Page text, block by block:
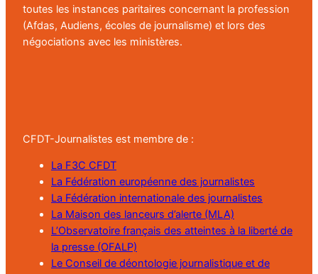
toutes les instances paritaires concernant la profession
(Afdas, Audiens, écoles de journalisme) et lors des
négociations avec les ministères.
CFDT-Journalistes est membre de :
La F3C CFDT
La Fédération européenne des journalistes
La Fédération internationale des journalistes
La Maison des lanceurs d’alerte (MLA)
L’Observatoire français des atteintes à la liberté de
la presse (OFALP)
Le Conseil de déontologie journalistique et de